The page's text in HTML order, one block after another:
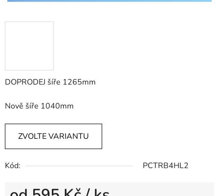
DOPRODEJ šíře 1265mm
Nově šíře 1040mm
ZVOLTE VARIANTU
Kód: PCTRB4HL2